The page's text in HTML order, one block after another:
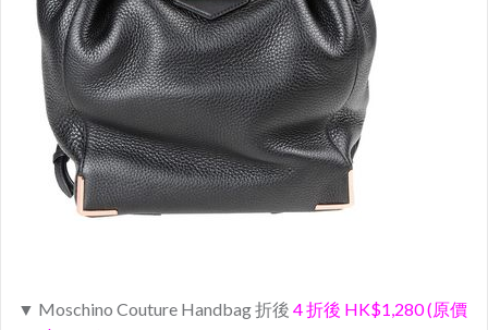
▼ Moschino Couture Handbag 折後 4 折後 HK$1,280 (原價